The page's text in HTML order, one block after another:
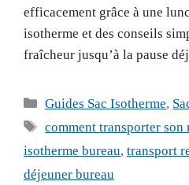
efficacement grâce à une
isotherme et des conseils
fraîcheur jusqu’à la pause
Catégories
Guides Sac Isotherme,
Étiquettes
comment transporter son
isotherme bureau, transport
déjeuner bureau